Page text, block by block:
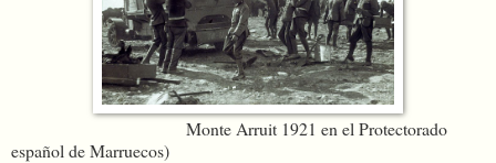
Monte Arruit 1921 en el Protectorado
español de Marruecos)